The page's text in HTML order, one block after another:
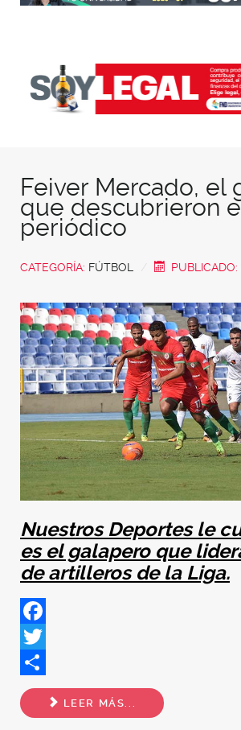
Feiver Mercado, el
que descubrieron
periódico
CATEGORÍA: FÚTBOL PUBLICADO:
Nuestros Deportes le
es el galapero que
de artilleros de la Liga.
Facebook
Twitter
Share
LEER MÁS...